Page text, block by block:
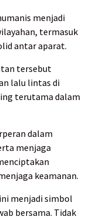
menjadi
termasuk
antar aparat.
tersebut
lalu lintas di
terutama dalam
dalam
menjaga
keamanan.
menjadi simbol
bersama. Tidak